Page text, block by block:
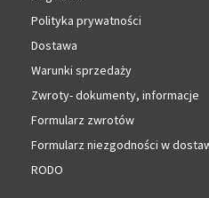
Polityka prywatności
Dostawa
Warunki sprzedaży
Zwroty- dokumenty, informacje
Formularz zwrotów
Formularz niezgodności w
RODO